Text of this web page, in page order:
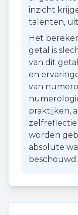
inzicht
talenten,
Het
getal is
van dit
en
van
praktijken,
worden
absolute
beschouwd.